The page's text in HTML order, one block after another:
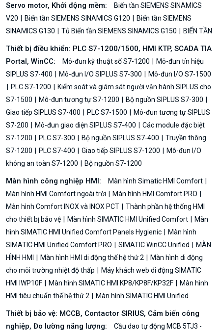
Servo motor, Khởi động mềm:
Biến tần SIEMENS SINAMICS
V20
Biến tần SIEMENS SINAMICS G120
Biến tần SIEMENS
SINAMICS G130
Tủ Biến tần SIEMENS SINAMICS G150 BIẾN TẦN
Thiết bị điều khiển: PLC S7-1200/1500, HMI KTP, SCADA TIA
Portal, WinCC:
Mô-đun kỹ thuật số S7-1200
Mô-đun tín hiệu
SIPLUS S7-400
Mô-đun I/O SIPLUS S7-300
Mô-đun I/O S7-1500
PLC S7-1200
Kiểm soát và giám sát người vận hành SIPLUS cho
S7-1500
Mô-đun tương tự S7-1200
Bộ nguồn SIPLUS S7-300
Giao tiếp SIPLUS S7-400
PLC S7-1500
Mô-đun tương tự SIPLUS
S7-200
Mô-đun giao diện SIPLUS S7-400
Các module đặc biệt
S7-1200
PLC S7-300 Bộ nguồn SIPLUS S7-400
Truyền thông
S7-1200
PLC S7-400 Giao tiếp SIPLUS S7-1200
Mô-đun I/O
không an toàn S7-1200
Bộ nguồn S7-1200
Màn hình công nghiệp HMI:
Màn hình Simatic HMI Comfort
Màn hình HMI Comfort ngoài trời
Màn hình HMI Comfort PRO
Màn hình Comfort INOX và INOX PCT
Thành phần hệ thống HMI
cho thiết bị bảo vệ
Màn hình SIMATIC HMI Unified Comfort
Màn
hình SIMATIC HMI Unified Comfort Panels Hygienic
Màn hình
SIMATIC HMI Unified Comfort PRO
SIMATIC WinCC Unified
MÀN
HÌNH HMI
Màn hình HMI di động thế hệ thứ 2
Màn hình di động
cho môi trường nhiệt độ thấp
Máy khách web di động SIMATIC
HMI IWP10F
Màn hình SIMATIC HMI KP8/KP8F/KP32F
Màn hình
HMI tiêu chuẩn thế hệ thứ 2
Màn hình SIMATIC HMI Unified
Thiết bị bảo vệ: MCCB, Contactor SIRIUS, Cảm biến công
nghiệp, Đo lường năng lượng:
Cầu dao tự động MCB 5TJ3 -